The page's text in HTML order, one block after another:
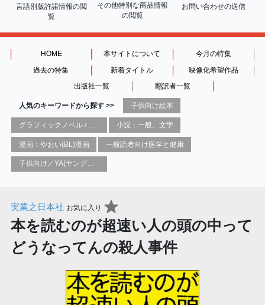
言語別版許諾情報の閲
覧
その他特別な商品情報
の閲覧
お問い合わせの送信
HOME 本サイトについて
今月の特集
過去の特集
新着タイトル
映像化希望作品
出版社一覧
翻訳者一覧
人気のキーワードから探す >> 子供向け絵本
小説：一般、文学
漫画：やおい(BL)漫画 一般読者向け医学と健康
子供向け／YA(ヤングアダルト)向け一般：芸術&芸術家
実業之日本社 お気に入り
本を読むのが超速い人の頭の中って
どうなってんの殺人事件